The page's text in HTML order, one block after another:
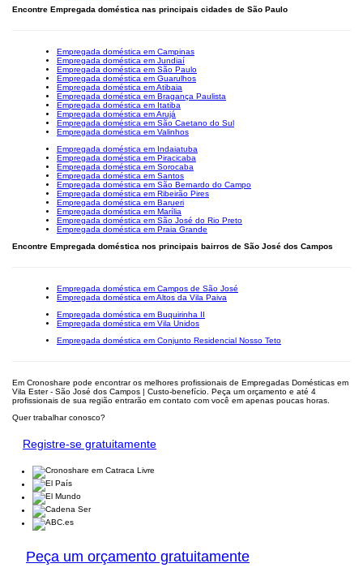
Encontre Empregada doméstica nas principais cidades de São Paulo
Empregada doméstica em Campinas
Empregada doméstica em Jundiaí
Empregada doméstica em São Paulo
Empregada doméstica em Guarulhos
Empregada doméstica em Atibaia
Empregada doméstica em Bragança Paulista
Empregada doméstica em Itatiba
Empregada doméstica em Arujá
Empregada doméstica em São Caetano do Sul
Empregada doméstica em Valinhos
Empregada doméstica em Indaiatuba
Empregada doméstica em Piracicaba
Empregada doméstica em Sorocaba
Empregada doméstica em Santos
Empregada doméstica em São Bernardo do Campo
Empregada doméstica em Ribeirão Pires
Empregada doméstica em Barueri
Empregada doméstica em Marília
Empregada doméstica em São José do Rio Preto
Empregada doméstica em Praia Grande
Encontre Empregada doméstica nos principais bairros de São José dos Campos
Empregada doméstica em Campos de São José
Empregada doméstica em Altos da Vila Paiva
Empregada doméstica em Buquirinha II
Empregada doméstica em Vila Unidos
Empregada doméstica em Conjunto Residencial Nosso Teto
Em Cronoshare pode encontrar os melhores profissionais de Empregadas Domésticas em
Vila Ester - São José dos Campos | Custo-benefício. Peça um orçamento e até 4
profissionais de sua região entrarão em contato com você em apenas poucas horas.
Quer trabalhar conosco?
Registre-se gratuitamente
Peça um orçamento gratuitamente